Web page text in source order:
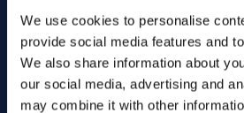
We use cookies to personalise
provide social media features and
We also share information about
our social media, advertising and
may combine it with other